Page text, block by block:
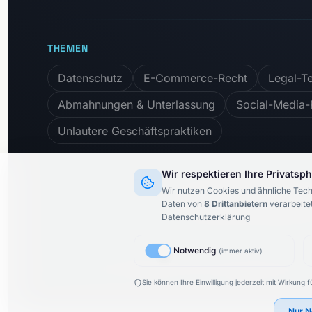
THEMEN
Datenschutz E-Commerce-Recht Legal-
Abmahnungen & Unterlassung
Social-Media-
Unlautere Geschäftspraktiken
Newsletter abonnieren:
Wir respektieren Ihre
Wir nutzen Cookies und ähnliche
Daten von 8 Drittanbietern
Datenschutzerklärung
Notwendig (immer aktiv)
Sie können Ihre Einwilligung jederzeit mit Wirkung